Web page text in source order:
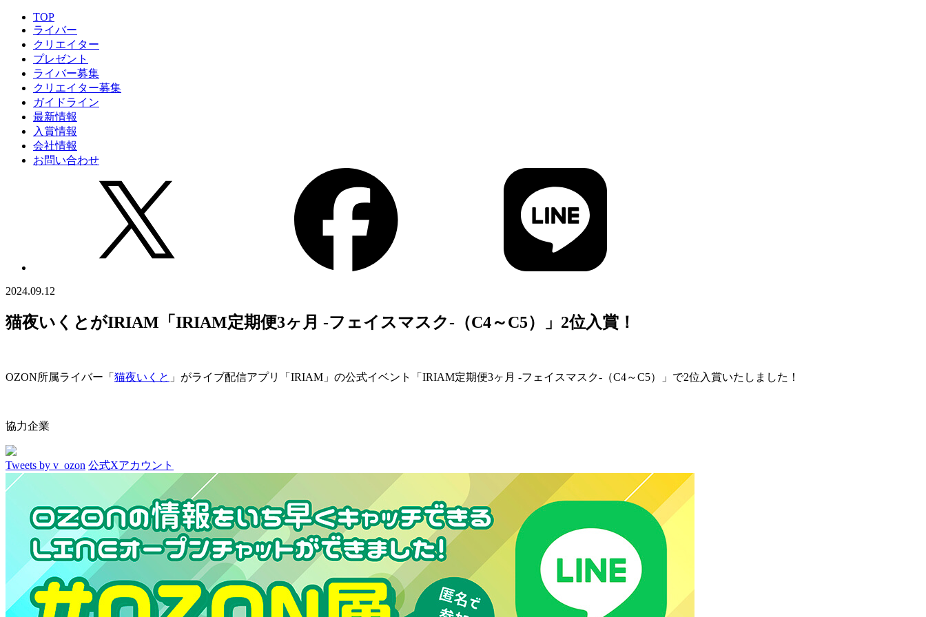
TOP
ライバー
クリエイター
プレゼント
ライバー募集
クリエイター募集
ガイドライン
最新情報
入賞情報
会社情報
お問い合わせ
2024.09.12
猫夜いくとがIRIAM「IRIAM定期便3ヶ月 -フェイスマスク‐（C4～C5）」2位入賞！
OZON所属ライバー「 猫夜いくと 」がライブ配信アプリ「IRIAM」の公式イベント「IRIAM定期便3ヶ月 -フェイスマスク‐（C4～C5）」で2位入賞いたしました！
協力企業
Tweets by v_ozon 公式Xアカウント